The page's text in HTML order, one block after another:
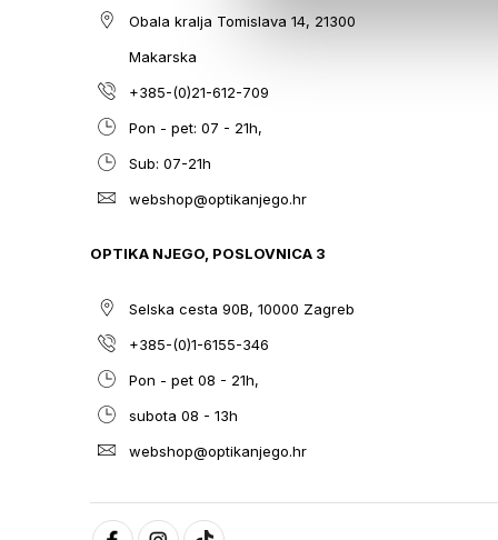
Obala kralja Tomislava 14, 21300
Makarska
+385-(0)21-612-709
Pon - pet: 07 - 21h,
Sub: 07-21h
webshop@optikanjego.hr
OPTIKA NJEGO, POSLOVNICA 3
Selska cesta 90B, 10000 Zagreb
+385-(0)1-6155-346
Pon - pet 08 - 21h,
subota 08 - 13h
webshop@optikanjego.hr